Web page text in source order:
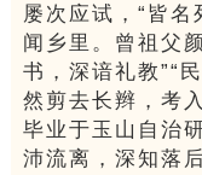
屡次应试，“皆名
闻乡里。曾祖父
书，深谙礼教”“
然剪去长辫，考
毕业于玉山自治
沛流离，深知落